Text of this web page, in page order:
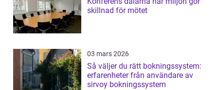
skillnad för mötet
03 mars 2026
Så väljer du rätt bokningssystem:
erfarenheter från användare av
sirvoy bokningssystem